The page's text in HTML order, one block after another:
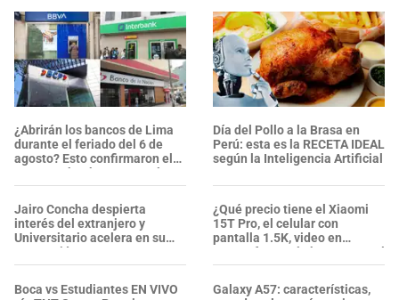
¿Abrirán los bancos de Lima
durante el feriado del 6 de
agosto? Esto confirmaron el
BCP, Interbank, BBVA y más
Jairo Concha despierta
interés del extranjero y
Universitario acelera en su
renovación
Boca vs Estudiantes EN VIVO
Día del Pollo a la Brasa en
Perú: esta es la RECETA IDEAL
según la Inteligencia Artificial
¿Qué precio tiene el Xiaomi
15T Pro, el celular con
pantalla 1.5K, video en
4K/120fps y más barato que el
iPhone 17 Pro Max?
Galaxy A57: características,